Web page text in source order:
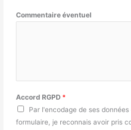
Commentaire éventuel
Accord RGPD *
Par l'encodage de ses
formulaire, je reconnais avoir pris